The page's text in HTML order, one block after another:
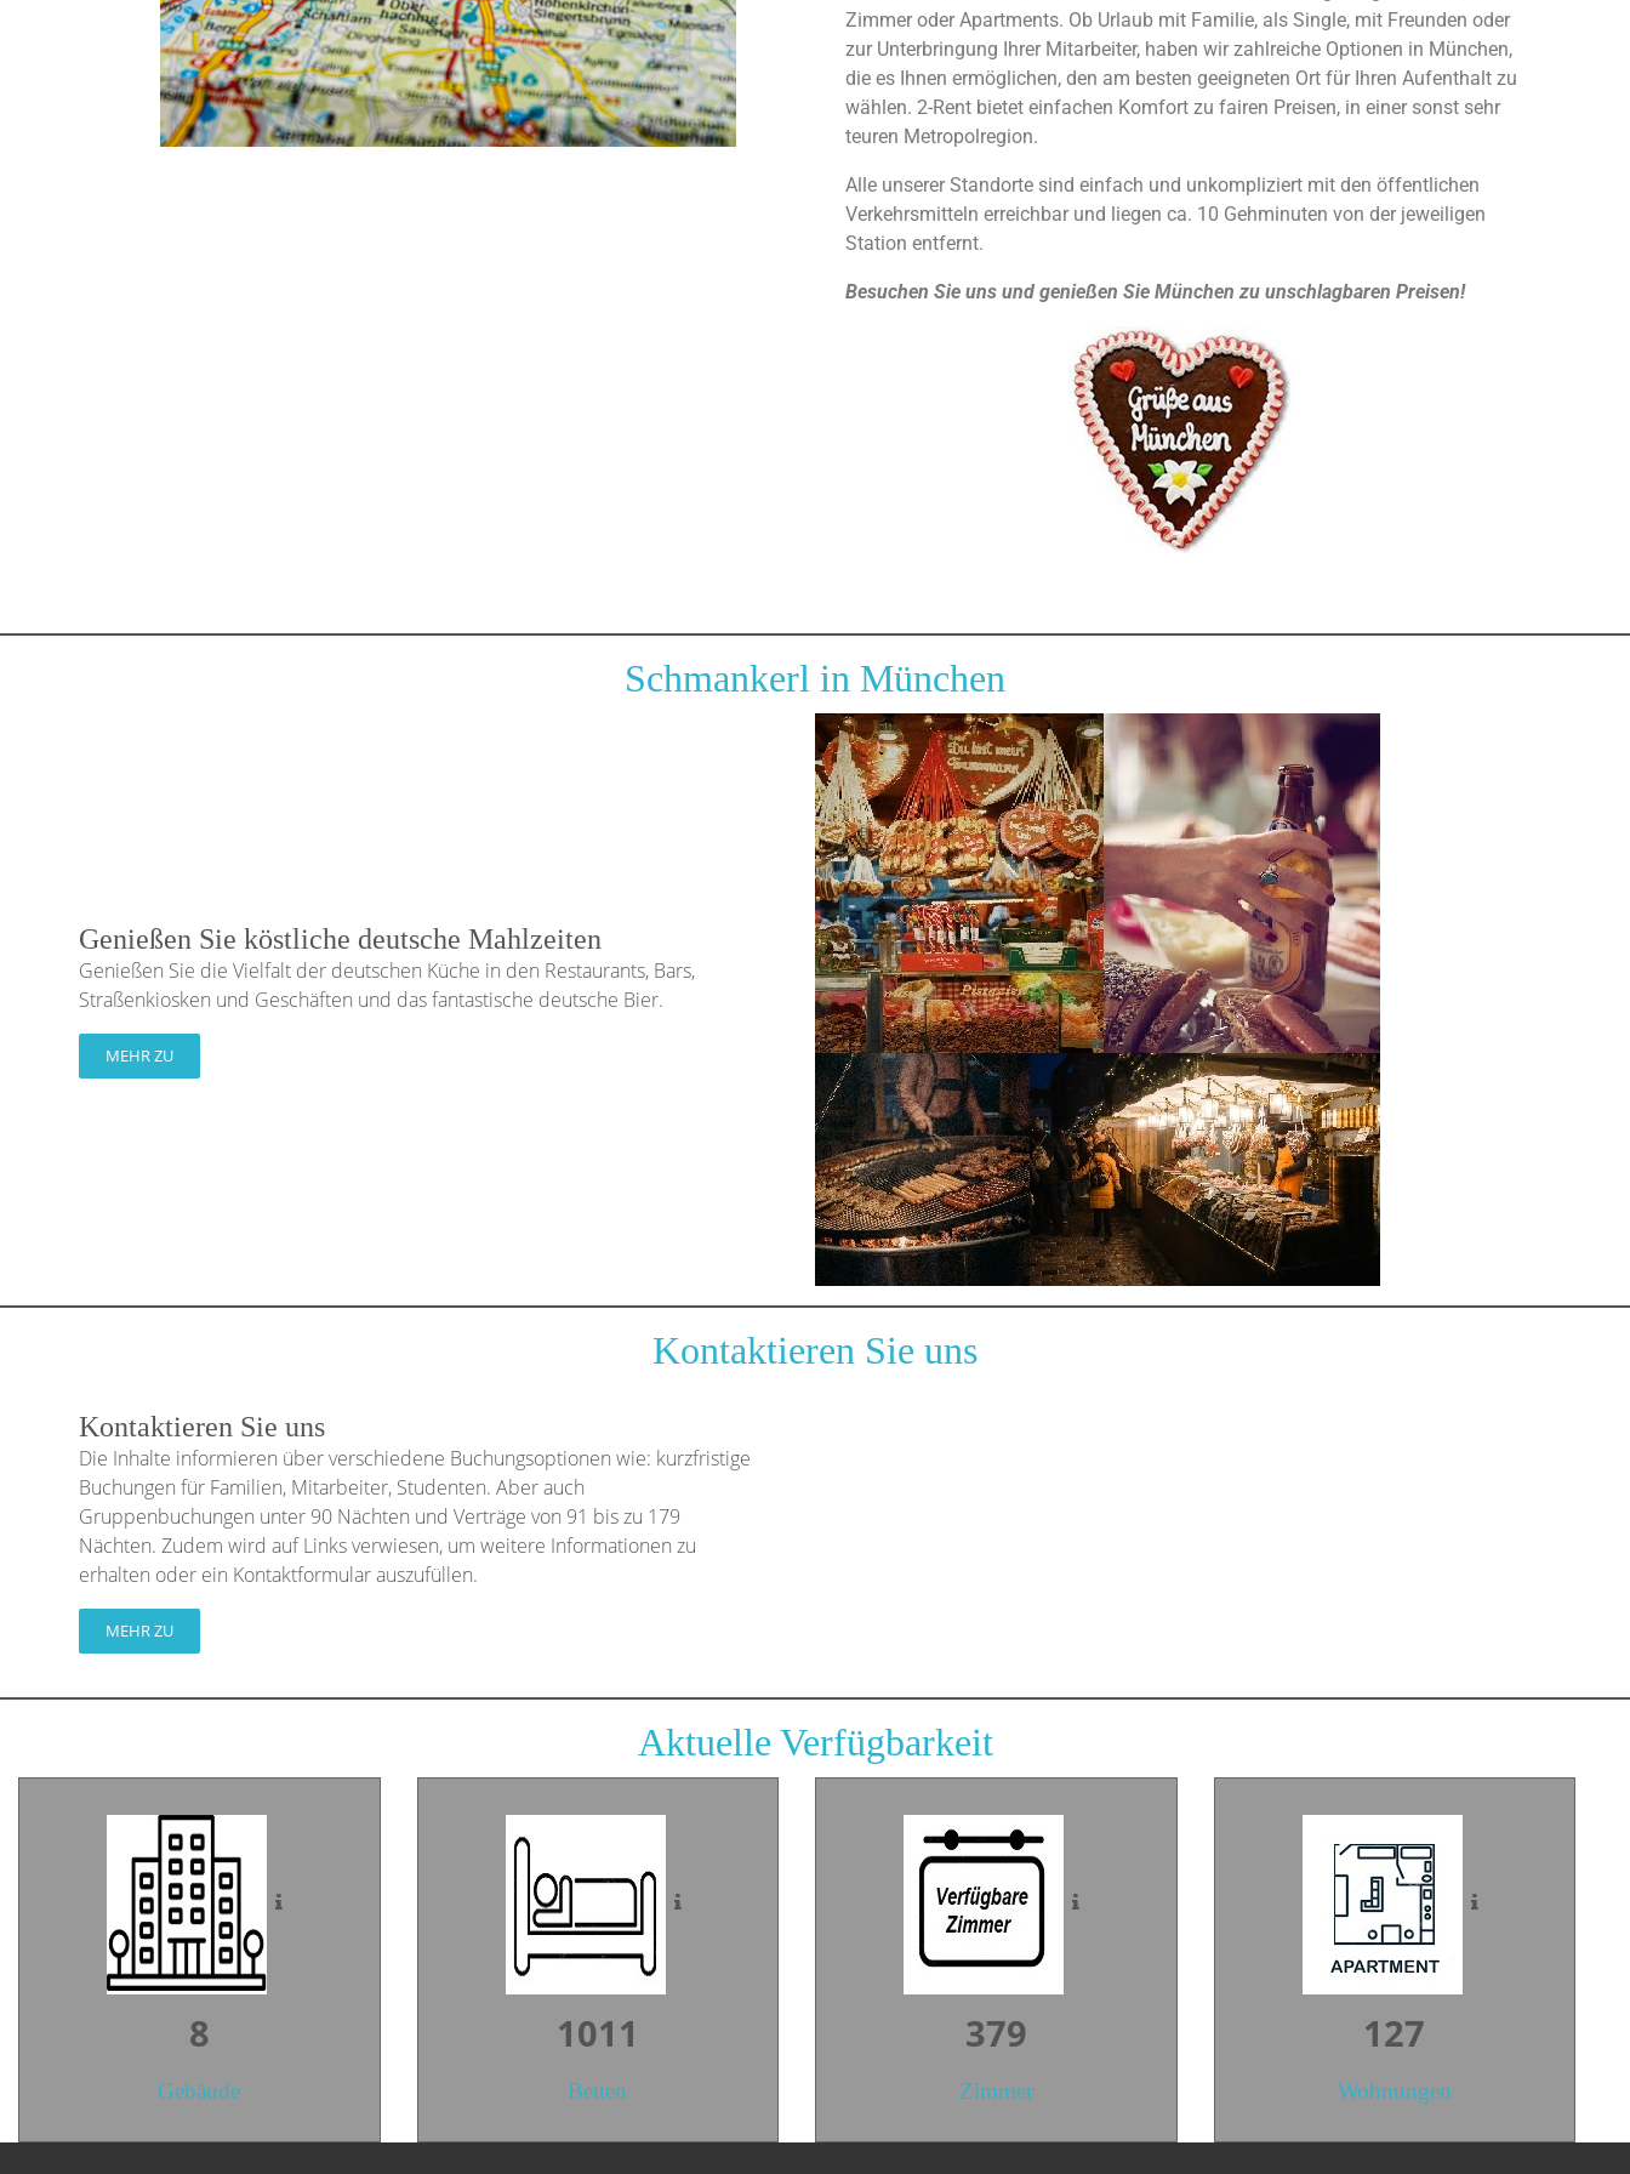
Zimmer oder Apartments. Ob Urlaub mit Familie, als Single, mit Freunden oder
zur Unterbringung Ihrer Mitarbeiter, haben wir zahlreiche Optionen in München,
die es Ihnen ermöglichen, den am besten geeigneten Ort für Ihren Aufenthalt zu
wählen. 2-Rent bietet einfachen Komfort zu fairen Preisen, in einer sonst sehr
teuren Metropolregion.
Alle unserer Standorte sind einfach und unkompliziert mit den öffentlichen
Verkehrsmitteln erreichbar und liegen ca. 10 Gehminuten von der jeweiligen
Station entfernt.
Besuchen Sie uns und genießen Sie München zu unschlagbaren Preisen!
Schmankerl in München
Genießen Sie köstliche deutsche Mahlzeiten
Genießen Sie die Vielfalt der deutschen Küche in den Restaurants, Bars,
Straßenkiosken und Geschäften und das fantastische deutsche Bier.
MEHR ZU
Kontaktieren Sie uns
Kontaktieren Sie uns
Die Inhalte informieren über verschiedene Buchungsoptionen wie: kurzfristige
Buchungen für Familien, Mitarbeiter, Studenten. Aber auch
Gruppenbuchungen unter 90 Nächten und Verträge von 91 bis zu 179
Nächten. Zudem wird auf Links verwiesen, um weitere Informationen zu
erhalten oder ein Kontaktformular auszufüllen.
MEHR ZU
Aktuelle Verfügbarkeit
10
Gebäude
1363
Betten
511
Zimmer
171
Wohnungen